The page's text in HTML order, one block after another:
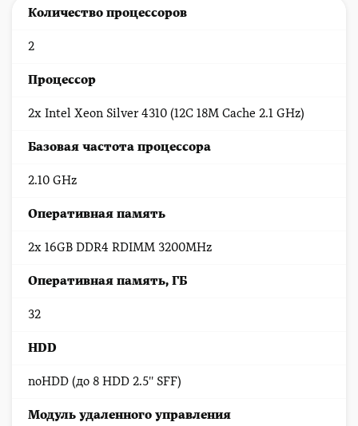
Количество процессоров
2
Процессор
2x Intel Xeon Silver 4310 (12C 18M Cache 2.1 GHz)
Базовая частота процессора
2.10 GHz
Оперативная память
2x 16GB DDR4 RDIMM 3200MHz
Оперативная память, ГБ
32
HDD
noHDD (до 8 HDD 2.5'' SFF)
Модуль удаленного управления